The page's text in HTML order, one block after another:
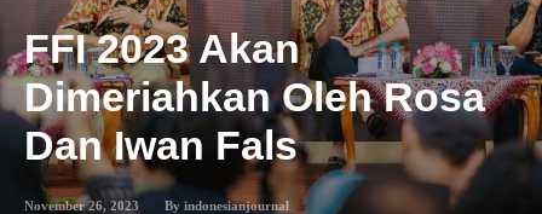
FFI 2023 Akan
Dimeriahkan Oleh Rosa
Dan Iwan Fals
November 26, 2023 By indonesianjournal